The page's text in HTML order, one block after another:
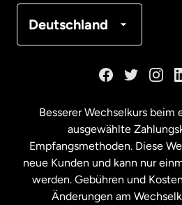
Deutschland
Malaysia
Neuseeland
Besserer Wechselkurs beim
ausgewählte
Empfangsmethoden. Diese
neue Kunden und kann nur
werden. Gebühren und
Änderungen am